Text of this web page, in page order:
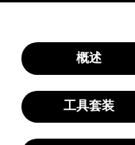
概述
工具套装